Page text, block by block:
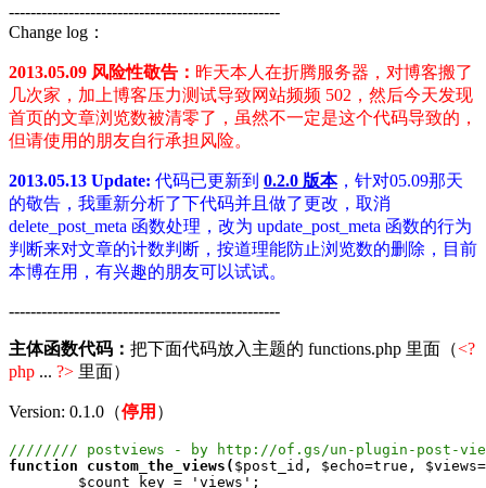
--------------------------------------------------
Change log：
2013.05.09 风险性敬告： 昨天本人在折腾服务器，对博客搬了
几次家，加上博客压力测试导致网站频频 502，然后今天发现
首页的文章浏览数被清零了，虽然不一定是这个代码导致的，
但请使用的朋友自行承担风险。
2013.05.13 Update: 代码已更新到 0.2.0 版本，针对05.09那天
的敬告，我重新分析了下代码并且做了更改，取消
delete_post_meta 函数处理，改为 update_post_meta 函数的行为
判断来对文章的计数判断，按道理能防止浏览数的删除，目前
本博在用，有兴趣的朋友可以试试。
--------------------------------------------------
主体函数代码： 把下面代码放入主题的 functions.php 里面（<?
php ... ?> 里面）
Version: 0.1.0（停用 ）
//////// postviews - by http://of.gs/un-plugin-post-
function custom_the_views( $post_id, $echo=true,